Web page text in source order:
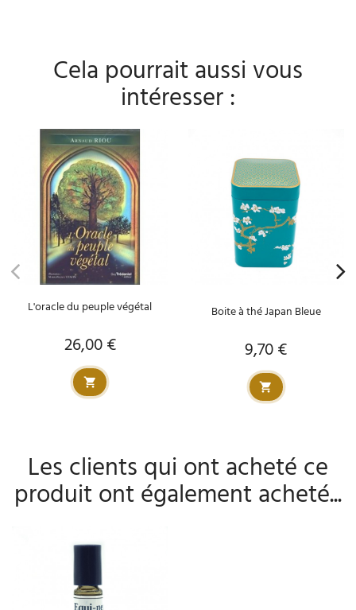
Cela pourrait aussi vous
intéresser :
L'oracle du peuple végétal
Prix
26,00 €
Boite à thé Japan Bleue
Prix
9,70 €
Les clients qui ont acheté ce
produit ont également acheté...